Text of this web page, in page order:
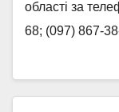
області за
68; (097) 867-